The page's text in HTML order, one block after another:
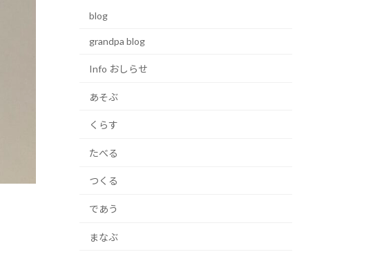
blog
grandpa blog
Info おしらせ
あそぶ
くらす
たべる
つくる
であう
まなぶ